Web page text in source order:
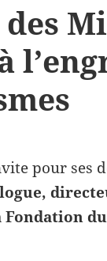
des
pour ses